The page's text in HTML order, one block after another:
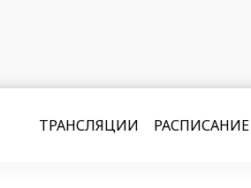
ТРАНСЛЯЦИИ РАСПИСАНИЕ